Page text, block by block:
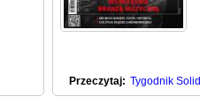
Przeczytaj: Tygodnik